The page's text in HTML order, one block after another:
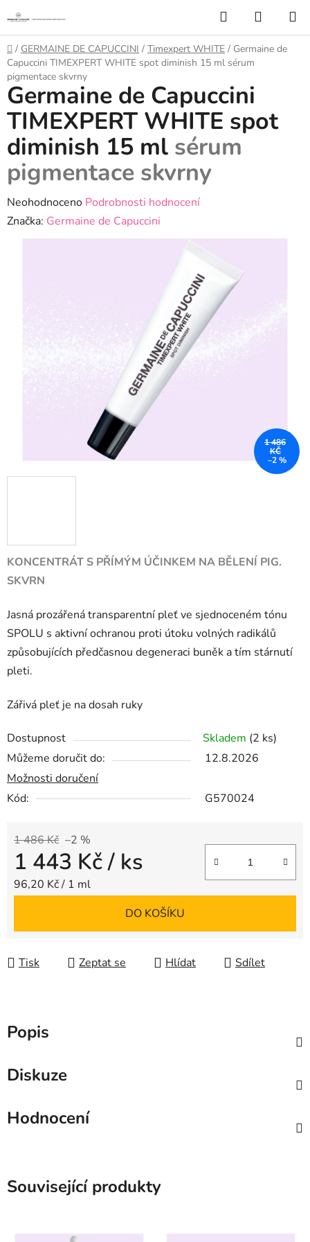
na
obsah
Hledat
KOŠÍK
Domů
/ GERMAINE DE CAPUCCINI / Timexpert WHITE / Germaine de
Capuccini TIMEXPERT WHITE spot diminish 15 ml sérum
pigmentace skvrny
KONCENTRÁT S PŘÍMÝM ÚČINKEM NA BĚLENÍ PIG.
SKVRN
Jasná prozářená transparentní pleť ve sjednoceném tónu
SPOLU s aktivní ochranou proti útoku volných radikálů
způsobujících předčasnou degeneraci buněk a tím stárnutí
pleti.
Zářivá pleť je na dosah ruky
Dostupnost Skladem (2 ks)
Můžeme doručit do:
12.8.2026
Možnosti doručení
Kód:
G570024
1 486 Kč –2 %
1 443 Kč/ ks
Měrná cena:
96,20 Kč / 1 ml
DO KOŠÍKU
Tisk Zeptat se Hlídat Sdílet
Germaine de Capuccini
TIMEXPERT WHITE spot
diminish 15 ml sérum
pigmentace skvrny
Průměrné
hodnocení
produktu
Neohodnoceno Podrobnosti hodnocení
Značka: Germaine de Capuccini
1 486
KČ
–2 %
Popis
Diskuze
Hodnocení
Související produkty